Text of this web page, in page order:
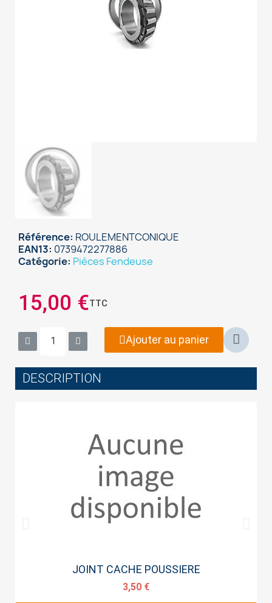
Référence ROULEMENTCONIQUE
EAN13 0739472277886
Catégorie Pièces Fendeuse
15,00 €TTC
Ajouter au panier
DESCRIPTION
Aperçu rapide
JOINT CACHE POUSSIERE
3,50 €
You need to be logged in to save products in your
Cancel